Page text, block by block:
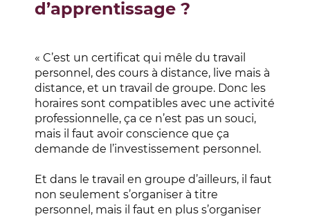
d’apprentissage ?
« C’est un certificat qui mêle du travail
personnel, des cours à distance, live mais à
distance, et un travail de groupe. Donc les
horaires sont compatibles avec une activité
professionnelle, ça ce n’est pas un souci,
mais il faut avoir conscience que ça
demande de l’investissement personnel.
Et dans le travail en groupe d’ailleurs, il faut
non seulement s’organiser à titre
personnel, mais il faut en plus s’organiser